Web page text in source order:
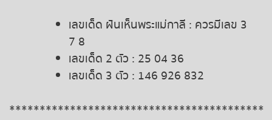
เลขเด็ด ฝันเห็นพระแม่กาลี : ควรมีเลข 3
7 8
เลขเด็ด 2 ตัว : 25 04 36
เลขเด็ด 3 ตัว : 146 926 832
******************************************